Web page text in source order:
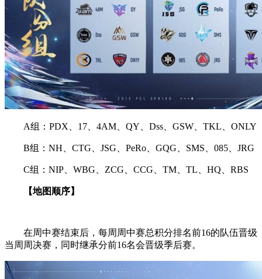
A组：PDX、17、4AM、QY、Dss、GSW、TKL、ONLY
B组：NH、CTG、JSG、PeRo、GQG、SMS、085、JRG
C组：NIP、WBG、ZCG、CCG、TM、TL、HQ、RBS
【地图顺序】
在周中赛结束后，每周周中赛总积分排名前16的队伍晋级
当周周决赛，同时继承分前16名会晋级季后赛。